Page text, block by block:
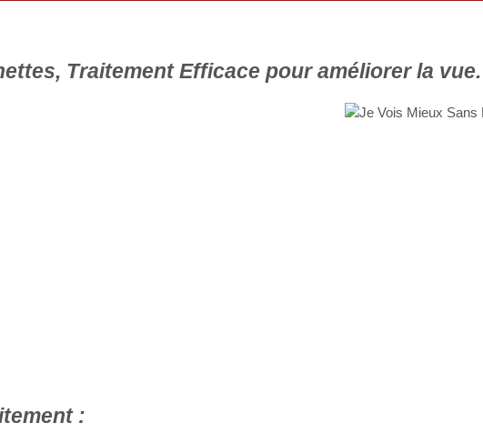
Traitement Efficace pour améliorer la vue.
: